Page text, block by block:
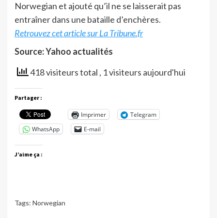
Norwegian et ajouté qu’il ne se laisserait pas
entraîner dans une bataille d’enchères.
Retrouvez cet article sur La Tribune.fr
Source: Yahoo actualités
418 visiteurs total , 1 visiteurs aujourd'hui
Partager :
Imprimer
Telegram
WhatsApp
E-mail
J’aime ça :
Tags: Norwegian